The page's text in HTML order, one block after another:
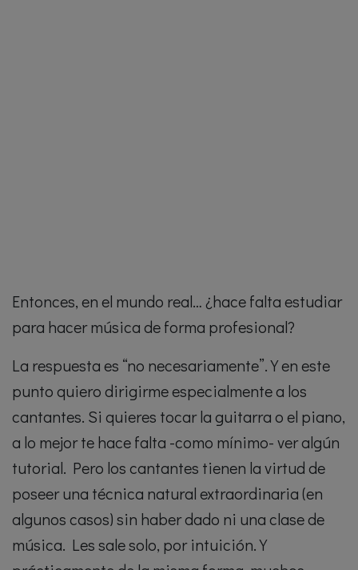
Entonces, en el mundo real… ¿hace falta estudiar
para hacer música de forma profesional?
La respuesta es “no necesariamente”. Y en este
punto quiero dirigirme especialmente a los
cantantes. Si quieres tocar la guitarra o el piano,
a lo mejor te hace falta -como mínimo- ver algún
tutorial. Pero los cantantes tienen la virtud de
poseer una técnica natural extraordinaria (en
algunos casos) sin haber dado ni una clase de
música. Les sale solo, por intuición. Y